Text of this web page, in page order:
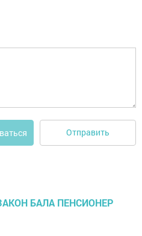
Отправить
БАЛА ПЕНСИОНЕР